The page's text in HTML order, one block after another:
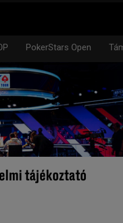
PokerStars Open
tájékoztató